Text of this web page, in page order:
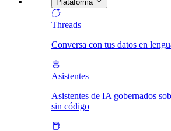
Plataforma
Threads
Conversa con tus datos en
Asistentes
Asistentes de IA gobernados
sin código